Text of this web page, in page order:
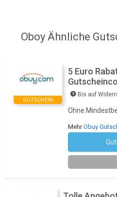
Oboy Ähnliche
GUTSCHEIN
5 Euro
Bis auf
Ohne
MehrObuy